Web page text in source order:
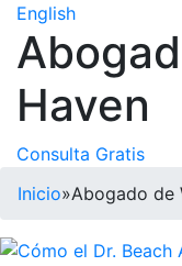
English
Haven
Consulta Gratis
Inicio»Abogado de